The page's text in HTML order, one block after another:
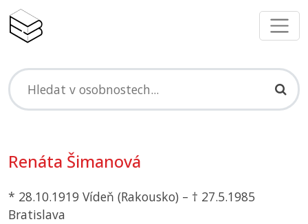
Renáta Šimanová
* 28.10.1919 Vídeň (Rakousko) – † 27.5.1985
Bratislava